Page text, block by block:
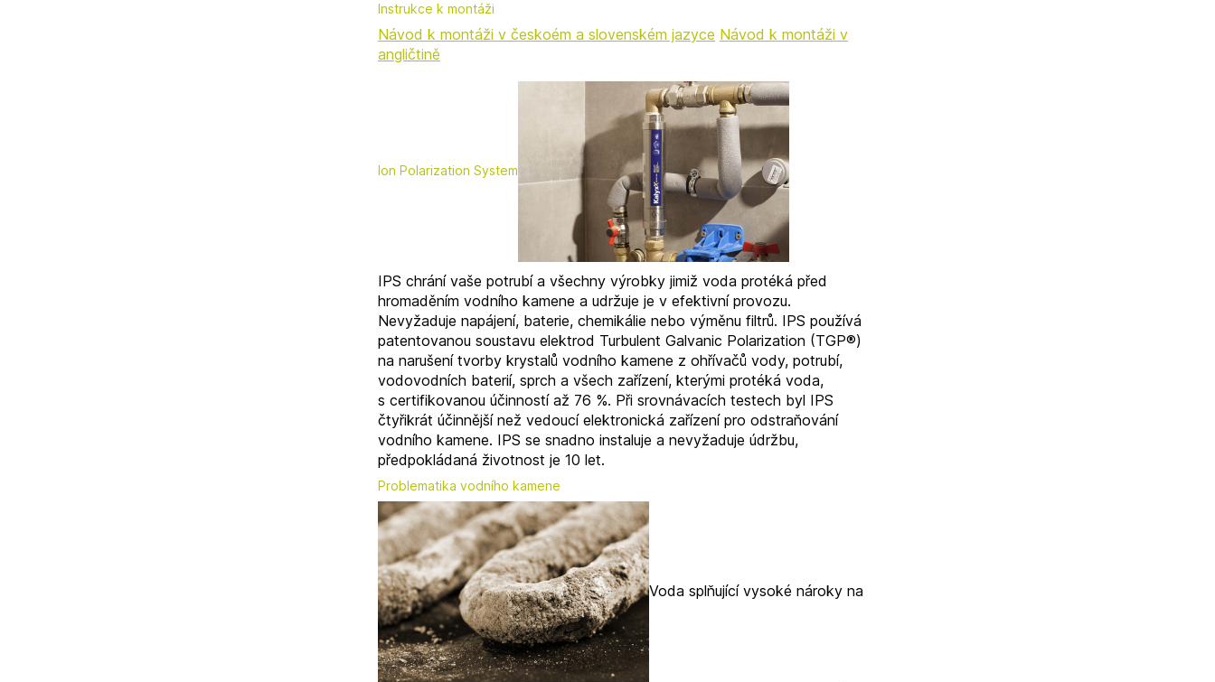
Instrukce k montáži
Návod k montáži v českoém a slovenském jazyce Návod k montáži v
angličtině
Ion Polarization System
IPS chrání vaše potrubí a všechny výrobky jimiž voda protéká před
hromaděním vodního kamene a udržuje je v efektivní provozu.
Nevyžaduje napájení, baterie, chemikálie nebo výměnu filtrů. IPS používá
patentovanou soustavu elektrod Turbulent Galvanic Polarization (TGP®)
na narušení tvorby krystalů vodního kamene z ohřívačů vody, potrubí,
vodovodních baterií, sprch a všech zařízení, kterými protéká voda,
s certifikovanou účinností až 76 %. Při srovnávacích testech byl IPS
čtyřikrát účinnější než vedoucí elektronická zařízení pro odstraňování
vodního kamene. IPS se snadno instaluje a nevyžaduje údržbu,
předpokládaná životnost je 10 let.
Problematika vodního kamene
Voda splňující vysoké nároky na